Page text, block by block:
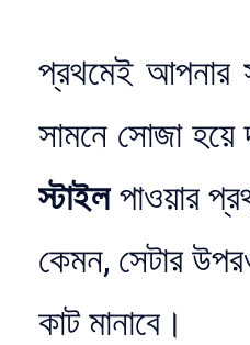
প্রথমেই আপনার
সামনে সোজা
স্টাইলপাওয়ার
কেমন, সেটার
কাট মানাবে।